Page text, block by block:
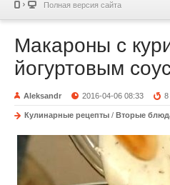
Полная версия сайта
Макароны с
йогуртовым
Aleksandr 2016-04-06 08:33 8
Кулинарные рецепты / Вторые